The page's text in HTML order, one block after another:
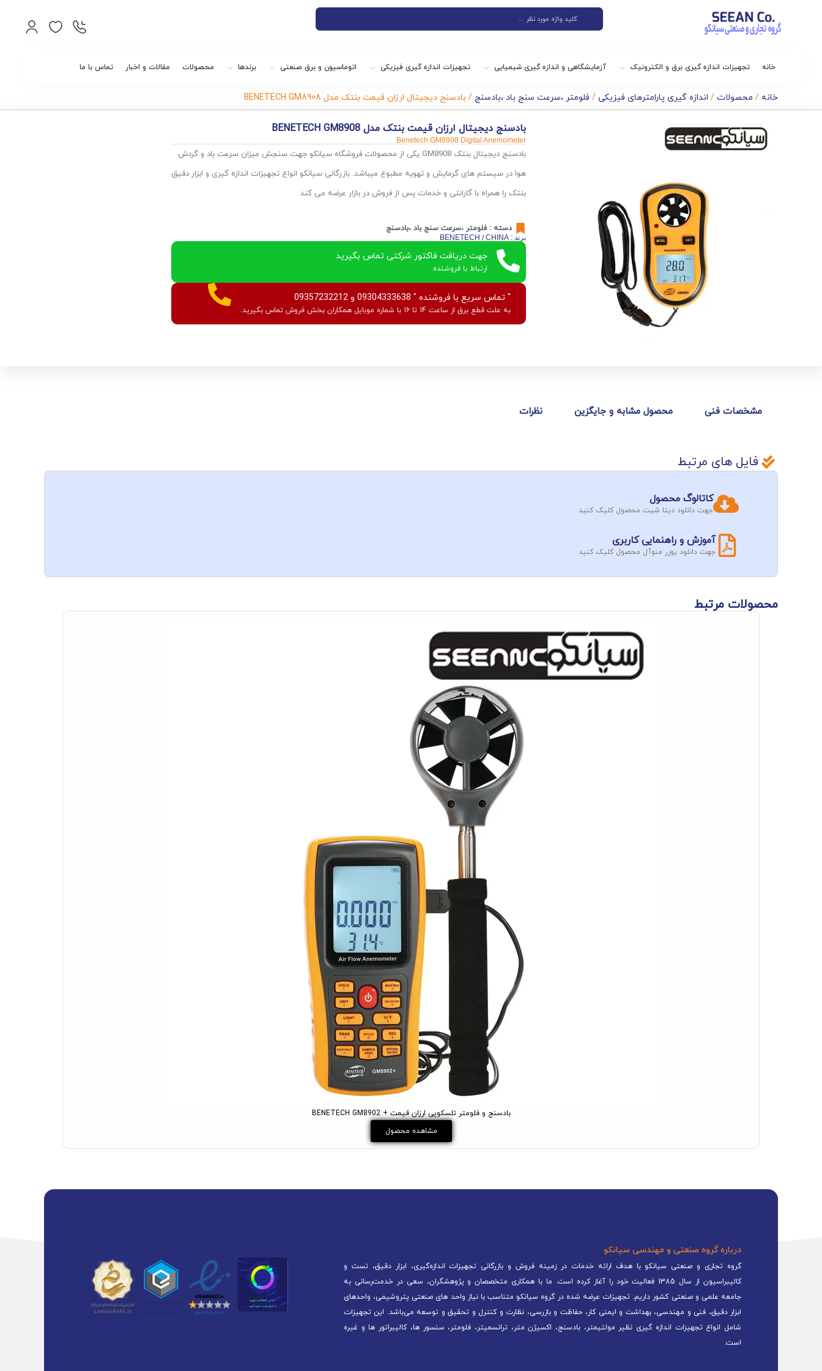
خانه تجهیزات اندازه گیری برق و الکترونیک آزمایشگاهی و اندازه گیری شیمیایی تجهیزات اندازه گیری فیزیکی اتوماسیون و برق صنعتی برندها محصولات مقالات و اخبار تماس با ما
خانه / محصولات / اندازه گیری پارامترهای فیزیکی / فلومتر ،سرعت سنج باد ،بادسنج / بادسنج دیجیتال ارزان قیمت بنتک مدل BENETECH GM8908
بادسنج دیجیتال ارزان قیمت بنتک مدل BENETECH GM8908
Benetech GM8908 Digital Anemometer
بادسنج دیجیتال بنتک GM8908 یکی از محصولات فروشگاه سیانکو جهت سنجش میزان سرعت باد و گردش
هوا در سیستم های گرمایش و تهویه مطبوع میباشد. بازرگانی سیانکو انواع تجهیزات اندازه گیری و ابزار دقیق
بنتک را همراه با گارانتی و خدمات پس از فروش در بازار عرضه می کند
دسته : فلومتر ،سرعت سنج باد ،بادسنج
برند : BENETECH / CHINA
جهت دریافت فاکتور شرکتی تماس بگیرید
ارتباط با فروشنده
" تماس سریع با فروشنده " 09304333638 و 09357232212
به علت قطع برق از ساعت 14 تا 16 با شماره موبایل همکاران بخش فروش تماس بگیرید.
مشخصات فنی محصول مشابه و جایگزین نظرات
فایل های مرتبط
کاتالوگ محصول
جهت دانلود دیتا شیت محصول کلیک کنید
آموزش و راهنمایی کاربری
جهت دانلود یوزر منوآل محصول کلیک کنید
محصولات مرتبط
بادسنج و فلومتر تلسکوپی ارزان قیمت + BENETECH GM8902
مشاهده محصول
درباره گروه صنعتی و مهندسی سیانکو
گروه تجاری و صنعتی سیانکو با هدف ارائه خدمات در زمینه فروش و بازرگانی تجهیزات اندازه‌گیری، ابزار دقیق، تست و
کالیبراسیون از سال 1385 فعالیت خود را آغاز کرده است. ما با همکاری متخصصان و پژوهشگران، سعی در خدمت‌رسانی به
جامعه علمی و صنعتی کشور داریم. تجهیزات عرضه شده در گروه سیانکو متناسب با نیاز واحد های صنعتی پتروشیمی، واحدهای
ابزار دقیق، فنی و مهندسی، بهداشت و ایمنی کار، حفاظت و بازرسی، نظارت و کنترل و تحقیق و توسعه می‌باشد. این تجهیزات
شامل انواع تجهیزات اندازه گیری نظیر مولتیمتر، بادسنج، اکسیژن متر، ترانسمیتر، فلومتر، سنسور ها، کالیبراتور ها و غیره
است.